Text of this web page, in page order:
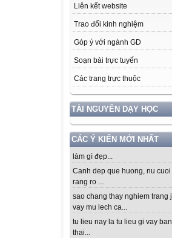
Liên kết website
Trao đổi kinh nghiệm
Góp ý với ngành GD
Soạn bài trực tuyến
Các trang trực thuộc
TÀI NGUYÊN DẠY HỌC
CÁC Ý KIẾN MỚI NHẤT
làm gì đẹp...
Canh dep que huong, nu cuoi
rang ro ...
sao chang thay nghiem trang j
vay mu lech ca...
tu lieu nay la tu lieu gi vay ban
thai...